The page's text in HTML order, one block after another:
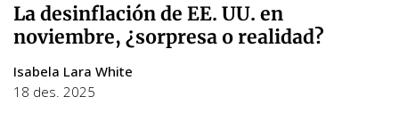
La desinflación de EE. UU. en
noviembre, ¿sorpresa o realidad?
Isabela Lara White
18 des. 2025